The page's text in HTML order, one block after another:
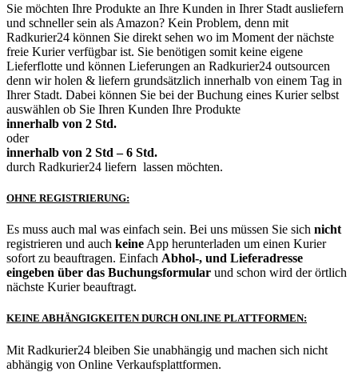
Sie möchten Ihre Produkte an Ihre Kunden in Ihrer Stadt ausliefern
und schneller sein als Amazon? Kein Problem, denn mit
Radkurier24 können Sie direkt sehen wo im Moment der nächste
freie Kurier verfügbar ist. Sie benötigen somit keine eigene
Lieferflotte und können Lieferungen an Radkurier24 outsourcen
denn wir holen & liefern grundsätzlich innerhalb von einem Tag in
Ihrer Stadt. Dabei können Sie bei der Buchung eines Kurier selbst
auswählen ob Sie Ihren Kunden Ihre Produkte
innerhalb von 2 Std.
oder
innerhalb von 2 Std – 6 Std.
durch Radkurier24 liefern lassen möchten.
OHNE REGISTRIERUNG:
Es muss auch mal was einfach sein. Bei uns müssen Sie sich nicht
registrieren und auch keine App herunterladen um einen Kurier
sofort zu beauftragen. Einfach Abhol-, und Lieferadresse
eingeben über das Buchungsformular und schon wird der örtlich
nächste Kurier beauftragt.
KEINE ABHÄNGIGKEITEN DURCH ONLINE PLATTFORMEN:
Mit Radkurier24 bleiben Sie unabhängig und machen sich nicht
abhängig von Online Verkaufsplattformen.